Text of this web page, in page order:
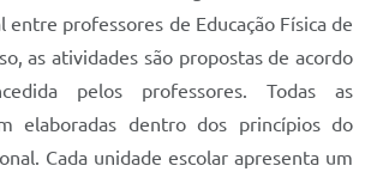
entre professores de Educação Física de
as atividades são propostas de acordo
pelos professores. Todas as
elaboradas dentro dos princípios do
Cada unidade escolar apresenta um